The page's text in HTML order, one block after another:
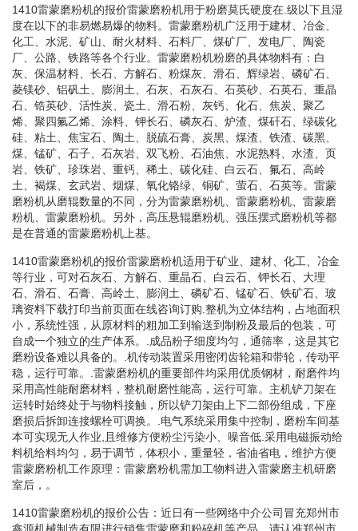
1410雷蒙磨粉机的报价雷蒙磨粉机用于粉磨莫氏硬度在.级以下且湿
度在以下的非易燃易爆的物料。雷蒙磨粉机广泛用于建材、冶金、
化工、水泥、矿山、耐火材料、石料厂、煤矿厂、发电厂、陶瓷
厂、公路、铁路等各个行业。雷蒙磨粉机粉磨的具体物料有：白
灰、保温材料、长石、方解石、粉煤灰、滑石、辉绿岩、磷矿石、
菱镁砂、铝矾土、膨润土、石灰、石灰石、石英砂、石英石、重晶
石、锆英砂、活性炭、瓷土、滑石粉、灰钙、化石、焦炭、聚乙
烯、聚四氟乙烯、涂料、钾长石、磷灰石、炉渣、煤矸石、绿碳化
硅、粘土、焦宝石、陶土、脱硫石膏、炭黑、煤渣、铁渣、碳黑、
煤、锰矿、石子、石灰岩、双飞粉、石油焦、水泥熟料、水渣、页
岩、铁矿、珍珠岩、重钙、稀土、碳化硅、白云石、氟石、高岭
土、褐煤、玄武岩、烟煤、氧化铬绿、铜矿、萤石、石英等。雷蒙
磨粉机从磨辊数量的不同，分为雷蒙磨粉机、雷蒙磨粉机、雷蒙磨
粉机、雷蒙磨粉机。另外，高压悬辊磨粉机、强压摆式磨粉机等都
是在普通的雷蒙磨粉机上基。
1410雷蒙磨粉机的报价雷蒙磨粉机适用于矿业、建材、化工、冶金
等行业，可对石灰石、方解石、重晶石、白云石、钾长石、大理
石、滑石、石膏、高岭土、膨润土、磷矿石、锰矿石、铁矿石、玻
璃资料下载打印当前页面在线咨询订购.整机为立体结构，占地面积
小，系统性强，从原材料的粗加工到输送到制粉及最后的包装，可
自成一个独立的生产体系。.成品粉子细度均匀，通筛率，这是其它
磨粉设备难以具备的。.机传动装置采用密闭齿轮箱和带轮，传动平
稳，运行可靠。.雷蒙磨粉机的重要部件均采用优质钢材，耐磨件均
采用高性能耐磨材料，整机耐磨性能高，运行可靠。主机铲刀架在
运转时始终处于与物料接触，所以铲刀架由上下二部份组成，下座
磨损后拆卸连接螺栓可调换。.电气系统采用集中控制，磨粉车间基
本可实现无人作业,且维修方便粉尘污染小、噪音低.采用电磁振动给
料机给料均匀，易于调节，体积小，重量轻，省油省电，维护方便
雷蒙磨粉机工作原理：雷蒙磨粉机需加工物料进入雷蒙磨主机研磨
室后，。
1410雷蒙磨粉机的报价公告：近日有一些网络中介公司冒充郑州市